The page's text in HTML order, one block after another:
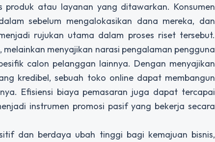
atau layanan yang ditawarkan. Konsumen
sebelum mengalokasikan dana mereka, dan
rujukan utama dalam proses riset tersebut.
menyajikan narasi pengalaman pengguna
calon pelanggan lainnya. Dengan menyajikan
kredibel, sebuah toko online dapat membangun
Efisiensi biaya pemasaran juga dapat tercapai
instrumen promosi pasif yang bekerja secara
dan berdaya ubah tinggi bagi kemajuan bisnis,